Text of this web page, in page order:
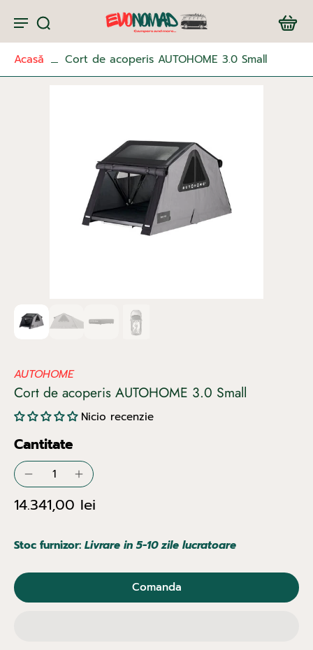
Acasă Cort de acoperis AUTOHOME 3.0 Small
AUTOHOME
Cort de acoperis AUTOHOME 3.0 Small
Nicio recenzie
Cantitate
14.341,00 lei
Comanda
Stoc furnizor: Livrare in 5-10 zile lucratoare